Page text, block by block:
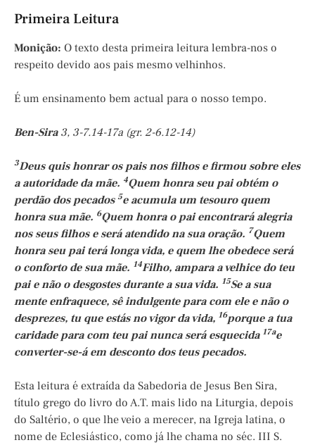
Primeira Leitura
Monição: O texto desta primeira leitura lembra-nos o
respeito devido aos pais mesmo velhinhos.
É um ensinamento bem actual para o nosso tempo.
Ben-Sira3, 3-7.14-17a (gr. 2-6.12-14)
3Deus quis honrar os pais nos filhos e firmou sobre eles
a autoridade da mãe. 4Quem honra seu pai obtém o
perdão dos pecados 5e acumula um tesouro quem
honra sua mãe. 6Quem honra o pai encontrará alegria
nos seus filhos e será atendido na sua oração. 7Quem
honra seu pai terá longa vida, e quem lhe obedece será
o conforto de sua mãe. 14Filho, ampara a velhice do teu
pai e não o desgostes durante a sua vida. 15Se a sua
mente enfraquece, sê indulgente para com ele e não o
desprezes, tu que estás no vigor da vida, 16porque a tua
caridade para com teu pai nunca será esquecida 17ae
converter-se-á em desconto dos teus pecados.
Esta leitura é extraída da Sabedoria de Jesus Ben Sira,
título grego do livro do A.T. mais lido na Liturgia, depois
do Saltério, o que lhe veio a merecer, na Igreja latina, o
nome de Eclesiástico, como já lhe chama no séc. III S.